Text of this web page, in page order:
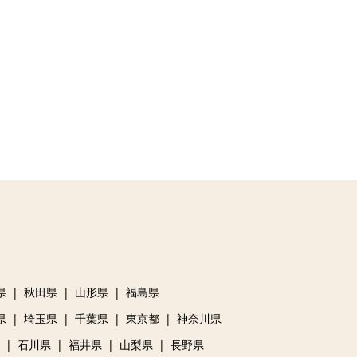
秋田県 山形県
福島県
埼玉県 千葉県 東京都
神奈川県
石川県
福井県 山梨県 長野県